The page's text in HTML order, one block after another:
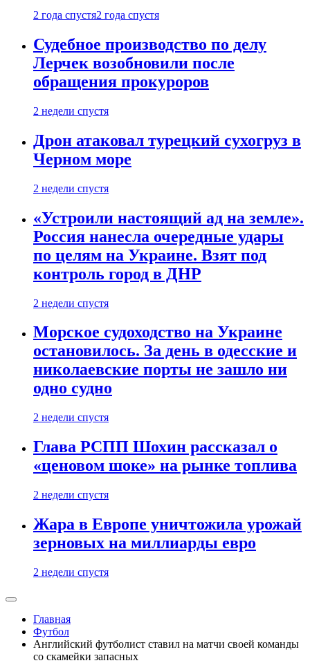
2 года спустя2 года спустя
Судебное производство по делу
Лерчек возобновили после
обращения прокуроров
2 недели спустя
Дрон атаковал турецкий сухогруз в
Черном море
2 недели спустя
«Устроили настоящий ад на земле».
Россия нанесла очередные удары
по целям на Украине. Взят под
контроль город в ДНР
2 недели спустя
Морское судоходство на Украине
остановилось. За день в одесские и
николаевские порты не зашло ни
одно судно
2 недели спустя
Глава РСПП Шохин рассказал о
«ценовом шоке» на рынке топлива
2 недели спустя
Жара в Европе уничтожила урожай
зерновых на миллиарды евро
2 недели спустя
Главная
Футбол
Английский футболист ставил на матчи своей команды
со скамейки запасных